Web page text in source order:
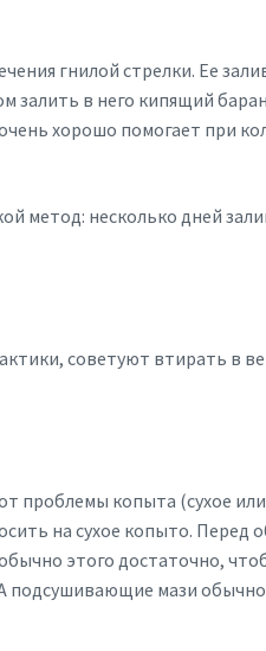
гнилой стрелки. Ее
залить в него кипящий
хорошо помогает при
метод: несколько дней
советуют втирать в
проблемы копыта (сухое
на сухое копыто.
этого достаточно,
мази обычно